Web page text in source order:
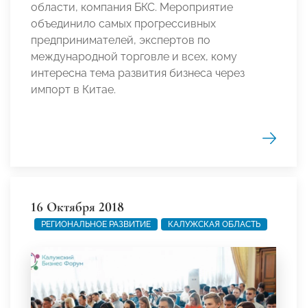
области, компания БКС. Мероприятие
объединило самых прогрессивных
предпринимателей, экспертов по
международной торговле и всех, кому
интересна тема развития бизнеса через
импорт в Китае.
16 Октября 2018
РЕГИОНАЛЬНОЕ РАЗВИТИЕ КАЛУЖСКАЯ ОБЛАСТЬ